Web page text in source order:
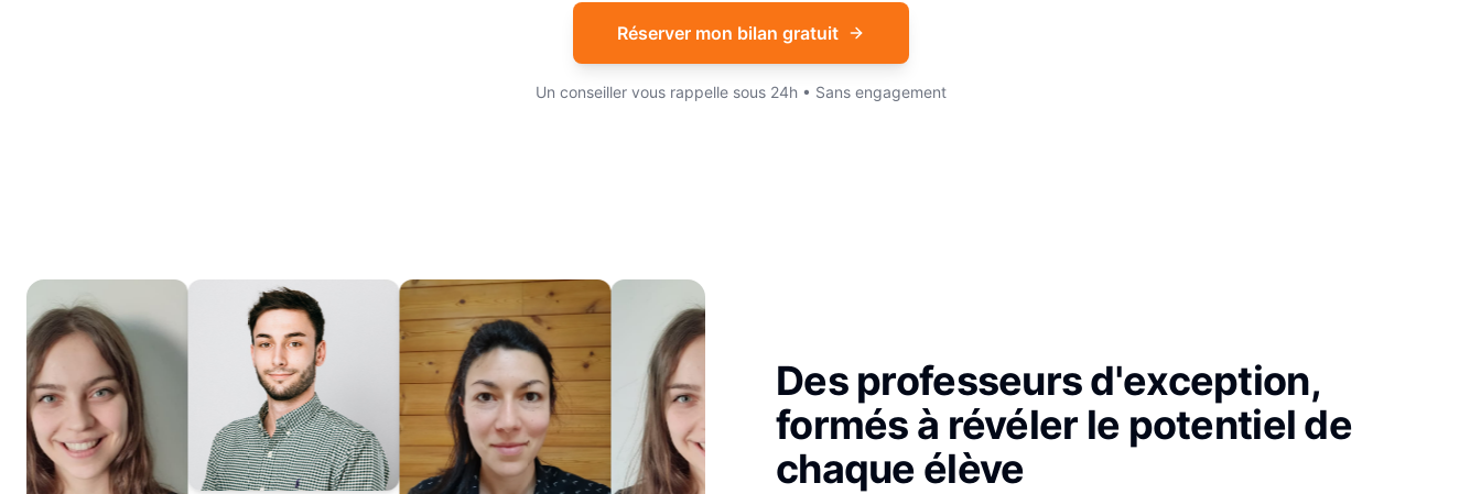
Réserver mon bilan gratuit
Un conseiller vous rappelle sous 24h • Sans engagement
Des professeurs d'exception,
formés à révéler le potentiel de
chaque élève